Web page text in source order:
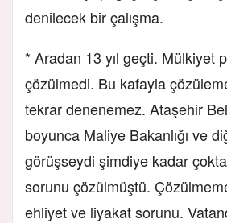
denilecek bir çalışma.
* Aradan 13 yıl geçti. Mülkiyet
çözülmedi. Bu kafayla
tekrar denenemez. Ataşehir
boyunca Maliye Bakanlığı ve
görüşseydi şimdiye kadar
sorunu çözülmüştü.
ehliyet ve liyakat sorunu.